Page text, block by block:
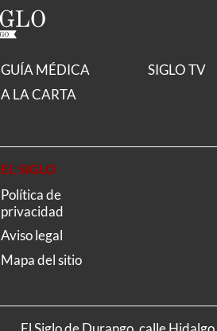
GUÍA MÉDICA
A LA CARTA
SIGLO TV
EL SIGLO
Política de
privacidad
Aviso legal
Mapa del sitio